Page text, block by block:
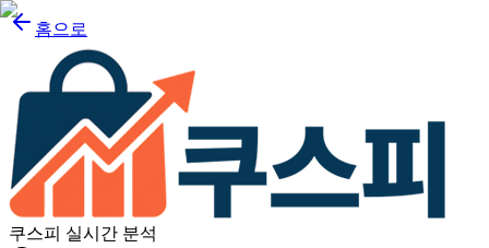
홈으로
쿠스피 실시간 분석